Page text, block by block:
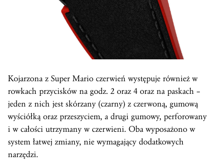
Kojarzona z Super Mario czerwień występuje również w
rowkach przycisków na godz. 2 oraz 4 oraz na paskach –
jeden z nich jest skórzany (czarny) z czerwoną, gumową
wyściółką oraz przeszyciem, a drugi gumowy, perforowany
i w całości utrzymany w czerwieni. Oba wyposażono w
system łatwej zmiany, nie wymagający dodatkowych
narzędzi.